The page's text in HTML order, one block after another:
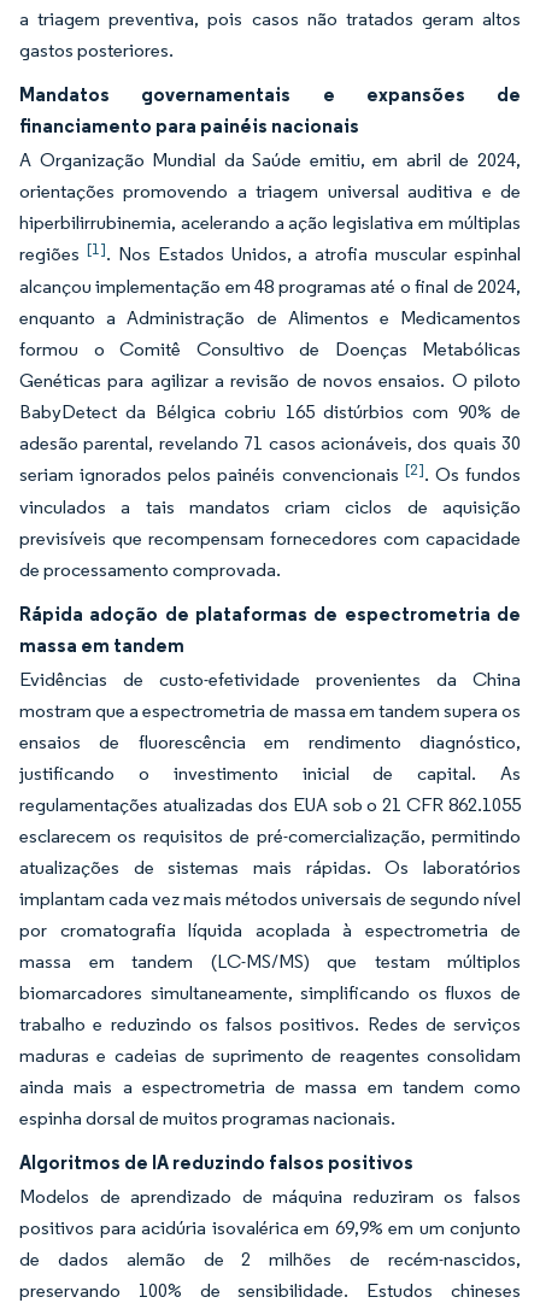
a triagem preventiva, pois casos não tratados geram altos
gastos posteriores.
Mandatos governamentais e expansões de
financiamento para painéis nacionais
A Organização Mundial da Saúde emitiu, em abril de 2024,
orientações promovendo a triagem universal auditiva e de
hiperbilirrubinemia, acelerando a ação legislativa em múltiplas
regiões [1]. Nos Estados Unidos, a atrofia muscular espinhal
alcançou implementação em 48 programas até o final de 2024,
enquanto a Administração de Alimentos e Medicamentos
formou o Comitê Consultivo de Doenças Metabólicas
Genéticas para agilizar a revisão de novos ensaios. O piloto
BabyDetect da Bélgica cobriu 165 distúrbios com 90% de
adesão parental, revelando 71 casos acionáveis, dos quais 30
seriam ignorados pelos painéis convencionais [2]. Os fundos
vinculados a tais mandatos criam ciclos de aquisição
previsíveis que recompensam fornecedores com capacidade
de processamento comprovada.
Rápida adoção de plataformas de espectrometria de
massa em tandem
Evidências de custo-efetividade provenientes da China
mostram que a espectrometria de massa em tandem supera os
ensaios de fluorescência em rendimento diagnóstico,
justificando o investimento inicial de capital. As
regulamentações atualizadas dos EUA sob o 21 CFR 862.1055
esclarecem os requisitos de pré-comercialização, permitindo
atualizações de sistemas mais rápidas. Os laboratórios
implantam cada vez mais métodos universais de segundo nível
por cromatografia líquida acoplada à espectrometria de
massa em tandem (LC-MS/MS) que testam múltiplos
biomarcadores simultaneamente, simplificando os fluxos de
trabalho e reduzindo os falsos positivos. Redes de serviços
maduras e cadeias de suprimento de reagentes consolidam
ainda mais a espectrometria de massa em tandem como
espinha dorsal de muitos programas nacionais.
Algoritmos de IA reduzindo falsos positivos
Modelos de aprendizado de máquina reduziram os falsos
positivos para acidúria isovalérica em 69,9% em um conjunto
de dados alemão de 2 milhões de recém-nascidos,
preservando 100% de sensibilidade. Estudos chineses